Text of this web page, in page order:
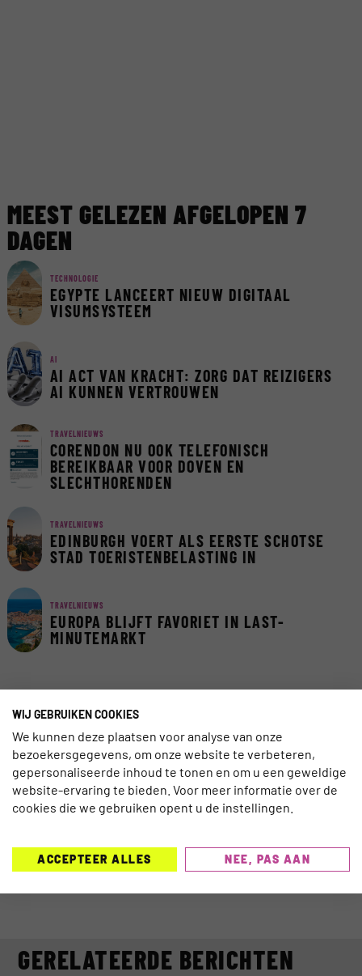
MEEST GELEZEN AFGELOPEN 7
DAGEN
TECHNOLOGIE
EGYPTE LANCEERT NIEUW DIGITAAL
VISUMSYSTEEM
AI
AI ACT VAN KRACHT: ZORG DAT REIZIGERS
AI KUNNEN VERTROUWEN
TRAVELNIEUWS
CORENDON NU OOK TELEFONISCH
BEREIKBAAR VOOR DOVEN EN
SLECHTHORENDEN
TRAVELNIEUWS
EDINBURGH VOERT ALS EERSTE SCHOTSE
STAD TOERISTENBELASTING IN
TRAVELNIEUWS
EUROPA BLIJFT FAVORIET IN LAST-
MINUTEMARKT
INSCHRIJVEN NIEUWSBRIEF
GERELATEERDE BERICHTEN
WIJ GEBRUIKEN COOKIES
We kunnen deze plaatsen voor analyse van onze
bezoekersgegevens, om onze website te verbeteren,
gepersonaliseerde inhoud te tonen en om u een geweldige
website-ervaring te bieden. Voor meer informatie over de
cookies die we gebruiken opent u de instellingen.
ACCEPTEER ALLES NEE, PAS AAN